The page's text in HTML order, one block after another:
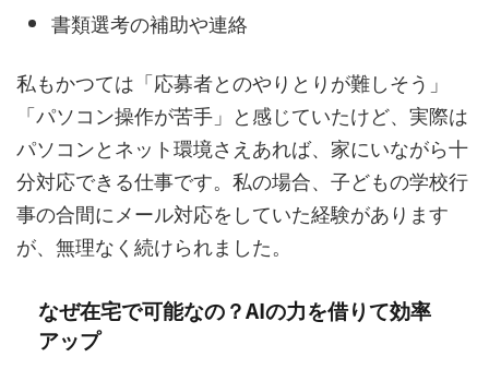
書類選考の補助や連絡
私もかつては「応募者とのやりとりが難しそう」
「パソコン操作が苦手」と感じていたけど、実際は
パソコンとネット環境さえあれば、家にいながら十
分対応できる仕事です。私の場合、子どもの学校行
事の合間にメール対応をしていた経験があります
が、無理なく続けられました。
なぜ在宅で可能なの？AIの力を借りて効率
アップ